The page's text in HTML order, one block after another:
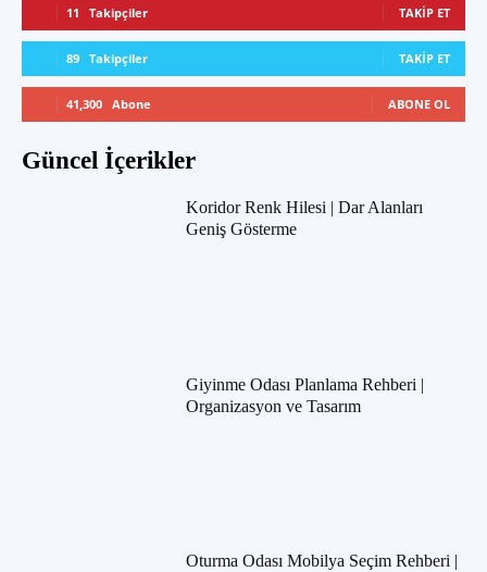
11 Takipçiler TAKIP ET
89 Takipçiler TAKIP ET
41,300 Abone ABONE OL
Güncel İçerikler
Koridor Renk Hilesi | Dar Alanları
Geniş Gösterme
Giyinme Odası Planlama Rehberi |
Organizasyon ve Tasarım
Oturma Odası Mobilya Seçim Rehberi |